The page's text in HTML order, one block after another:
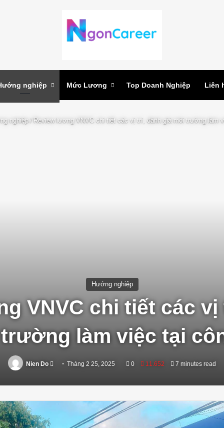
nghiệp Mức Lương Top Doanh Nghiệp Liên
nghiệp / Review lương VNVC chi tiết các vị trí, đánh giá môi trường làm
Hướng nghiệp
VNVC chi tiết các
làm việc tại
Nien Do
Send
email
Tháng 2 25, 2025 0 11.652 7 minutes read